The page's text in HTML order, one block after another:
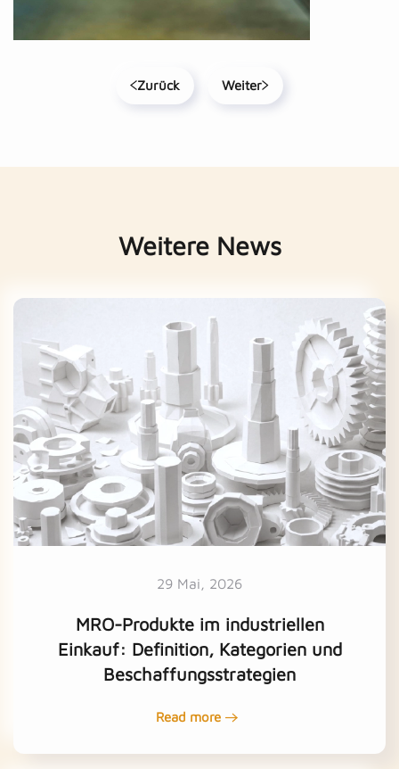
Zurück Weiter
Weitere News
29 Mai, 2026
MRO-Produkte im industriellen
Einkauf: Definition, Kategorien und
Beschaffungsstrategien
Read more